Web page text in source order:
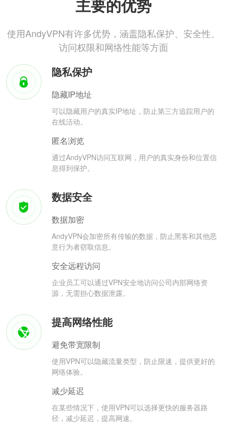
主要的优势
使用AndyVPN有许多优势，涵盖隐私保护、安全性、
访问权限和网络性能等方面
隐私保护
隐藏IP地址
可以隐藏用户的真实IP地址，防止第三方追踪用户的
在线活动。
匿名浏览
通过AndyVPN访问互联网，用户的真实身份和位置信
息得到保护。
数据安全
数据加密
AndyVPN会加密所有传输的数据，防止黑客和其他恶
意行为者窃取信息。
安全远程访问
企业员工可以通过VPN安全地访问公司内部网络资
源，无需担心数据泄露。
提高网络性能
避免带宽限制
使用VPN可以隐藏流量类型，防止限速，提供更好的
网络体验。
减少延迟
在某些情况下，使用VPN可以选择更快的服务器路
径，减少延迟，提高网速。